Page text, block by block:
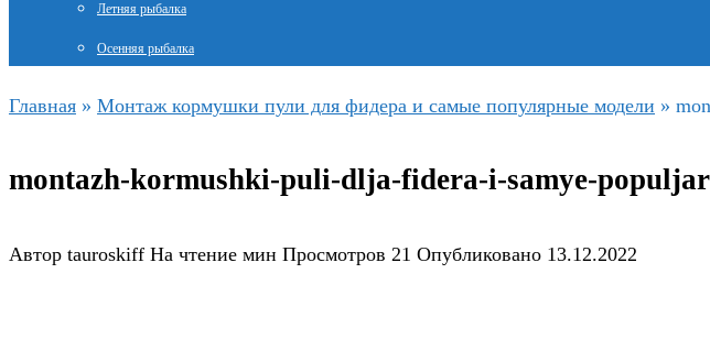
Летняя рыбалка
Осенняя рыбалка
Главная » Монтаж кормушки пули для фидера и самые популярные модели »
montazh-kormushki-puli-dlja-fidera-i-samye-
Автор tauroskiff На чтение мин Просмотров 21 Опубликовано 13.12.2022